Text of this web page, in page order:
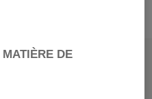
PRIX DOUX
DE